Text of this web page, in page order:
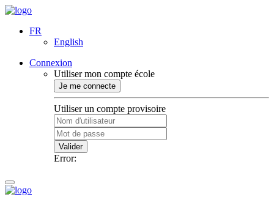
FR
English
Connexion
Utiliser mon compte école
Je me connecte
Utiliser un compte provisoire
Valider
Error: